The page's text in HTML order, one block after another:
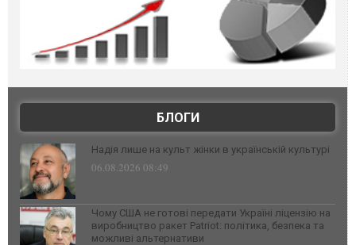
БЛОГИ
Надія лише на культ жінки в українській культурі
06.08.2026 08:49
Чому США не готові передати Україні ліцензію на
виробництво ракет Patriot: політика, безпека та
можливі альтернативи